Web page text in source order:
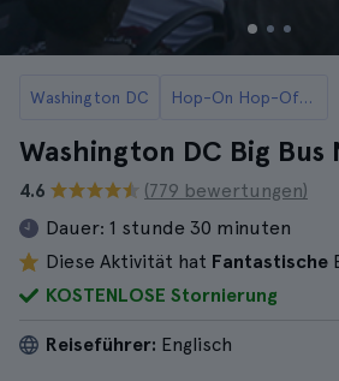
Washington DC Hop-On Hop-Off Washington Busse
Washington DC Big
4.6
(779 bewertungen)
Dauer: 1 stunde 30 minuten
Diese Aktivität hat Fantastische
KOSTENLOSE Stornierung
Reiseführer: Englisch